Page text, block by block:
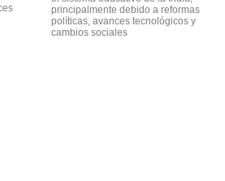
principalmente debido a reformas
políticas, avances tecnológicos y
cambios sociales